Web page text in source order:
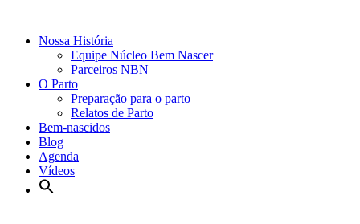
Nossa História
Equipe Núcleo Bem Nascer
Parceiros NBN
O Parto
Preparação para o parto
Relatos de Parto
Bem-nascidos
Blog
Agenda
Vídeos